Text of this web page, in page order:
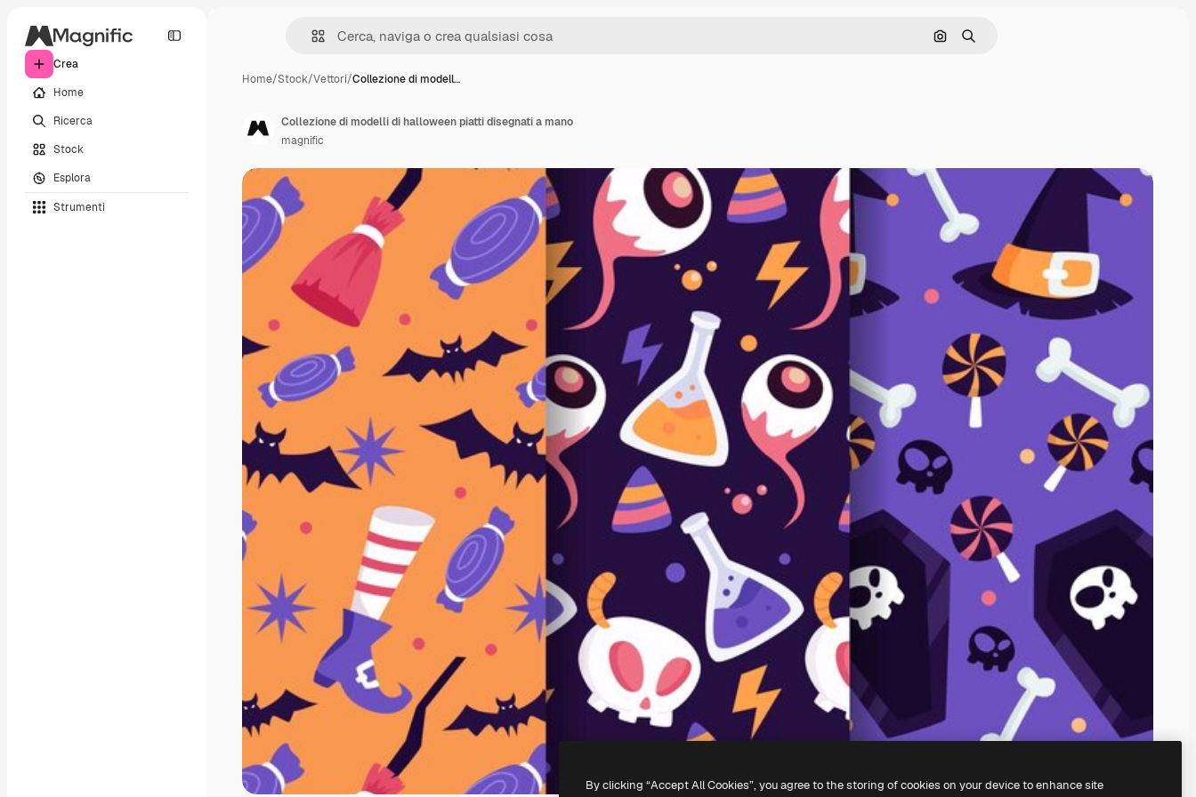
Crea
Home
Ricerca
Stock
Esplora
Strumenti
Cerca per immagine
Ricerca
Home/Stock/Vettori/Collezione di modell…
Collezione di modelli di halloween piatti disegnati a mano
magnific
By clicking “Accept All Cookies”, you agree to the storing of cookies on your device to enhance site